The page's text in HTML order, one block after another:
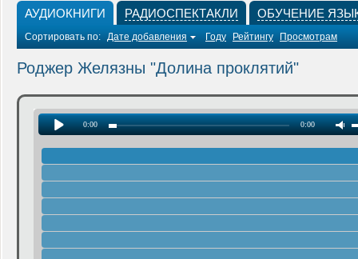
АУДИОКНИГИ РАДИОСПЕКТАКЛИ ОБУЧЕНИЕ
Сортировать по: Дате добавления Году Рейтингу Просмотрам
Роджер Желязны "Долина проклятий"
0:00 0:00